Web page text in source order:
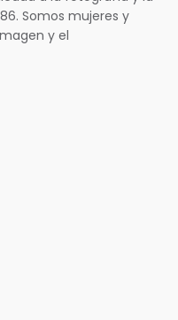
Somos mujeres y
y el